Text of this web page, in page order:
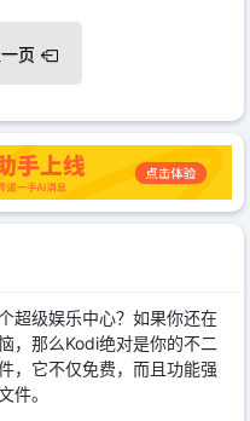
页
超级娱乐中心？如果你还在
，那么Kodi绝对是你的不二
，它不仅免费，而且功能强
件。